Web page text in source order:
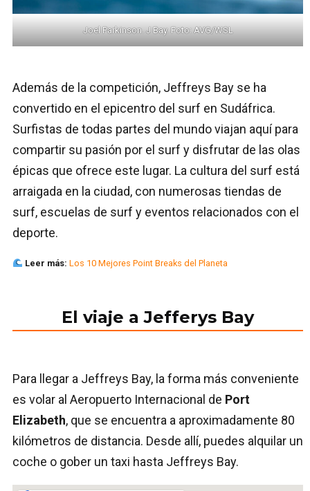
Joel Parkinson. J Bay. Foto: AVG/WSL
Además de la competición, Jeffreys Bay se ha
convertido en el epicentro del surf en Sudáfrica.
Surfistas de todas partes del mundo viajan aquí para
compartir su pasión por el surf y disfrutar de las olas
épicas que ofrece este lugar. La cultura del surf está
arraigada en la ciudad, con numerosas tiendas de
surf, escuelas de surf y eventos relacionados con el
deporte.
Leer más: Los 10 Mejores Point Breaks del Planeta
El viaje a Jefferys Bay
Para llegar a Jeffreys Bay, la forma más conveniente
es volar al Aeropuerto Internacional de Port
Elizabeth, que se encuentra a aproximadamente 80
kilómetros de distancia. Desde allí, puedes alquilar un
coche o gober un taxi hasta Jeffreys Bay.